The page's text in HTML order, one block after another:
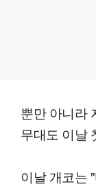
뿐만 아니라
무대도 이날
이날 개코는